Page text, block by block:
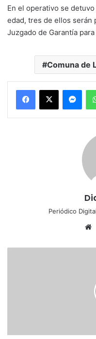
En el operativo se
edad, tres de ellos serán
Juzgado de Garantía
Comuna de
Periódico
y